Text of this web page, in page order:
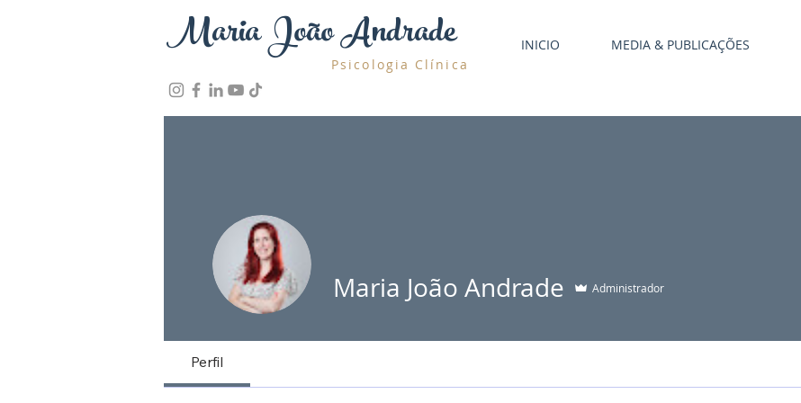
INICIO MEDIA & PUBLICAÇÕES
Psicologia Clínica
Maria João Andrade
Maria João Andrade Administrador
Perfil